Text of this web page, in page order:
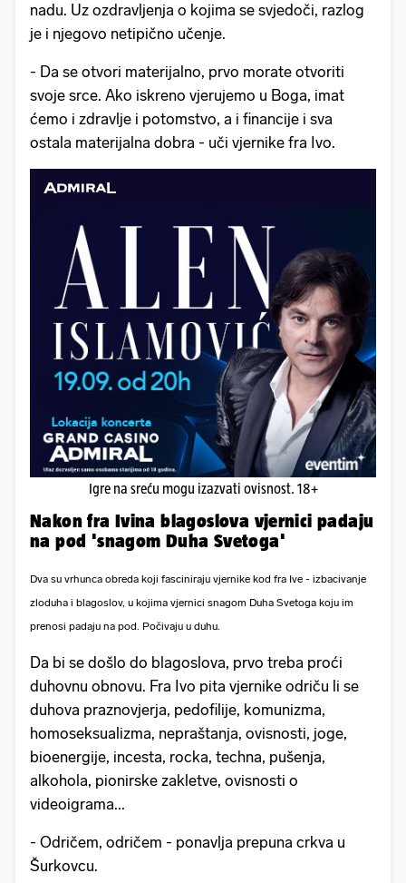
nadu. Uz ozdravljenja o kojima se svjedoči, razlog
je i njegovo netipično učenje.
- Da se otvori materijalno, prvo morate otvoriti
svoje srce. Ako iskreno vjerujemo u Boga, imat
ćemo i zdravlje i potomstvo, a i financije i sva
ostala materijalna dobra - uči vjernike fra Ivo.
Igre na sreću mogu izazvati ovisnost. 18+
Nakon fra Ivina blagoslova vjernici padaju
na pod 'snagom Duha Svetoga'
Dva su vrhunca obreda koji fasciniraju vjernike kod fra Ive - izbacivanje
zloduha i blagoslov, u kojima vjernici snagom Duha Svetoga koju im
prenosi padaju na pod. Počivaju u duhu.
Da bi se došlo do blagoslova, prvo treba proći
duhovnu obnovu. Fra Ivo pita vjernike odriču li se
duhova praznovjerja, pedofilije, komunizma,
homoseksualizma, nepraštanja, ovisnosti, joge,
bioenergije, incesta, rocka, techna, pušenja,
alkohola, pionirske zakletve, ovisnosti o
videoigrama...
- Odričem, odričem - ponavlja prepuna crkva u
Šurkovcu.